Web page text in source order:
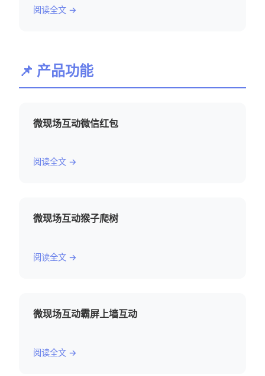
阅读全文 →
📌 产品功能
微现场互动微信红包
阅读全文 →
微现场互动猴子爬树
阅读全文 →
微现场互动霸屏上墙互动
阅读全文 →